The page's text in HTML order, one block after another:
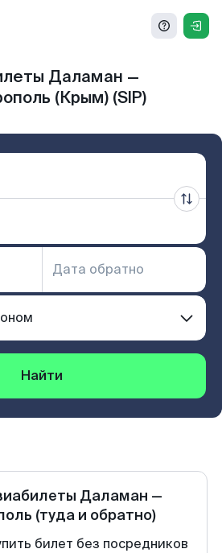
Даламан —
(Крым) (SIP)
Найти
Даламан —
(туда и обратно)
билет без посредников